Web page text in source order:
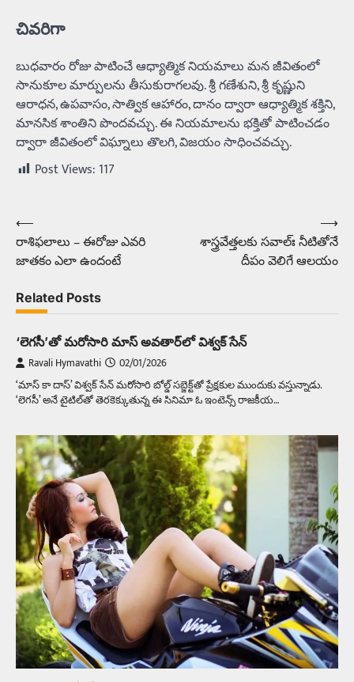
చివరిగా
బుధవారం రోజు పాటించే ఆధ్యాత్మిక నియమాలు మన జీవితంలో
సానుకూల మార్పులను తీసుకురాగలవు. శ్రీ గణేశుని, శ్రీ కృష్ణుని
ఆరాధన, ఉపవాసం, సాత్విక ఆహారం, దానం ద్వారా ఆధ్యాత్మిక శక్తిని,
మానసిక శాంతిని పొందవచ్చు. ఈ నియమాలను భక్తితో పాటించడం
ద్వారా జీవితంలో విఘ్నాలు తొలగి, విజయం సాధించవచ్చు.
Post Views: 117
Post
navigation
⟵
రాశిఫలాలు – ఈరోజు ఎవరి
జాతకం ఎలా ఉందంటే
శాస్త్రవేత్తలకు సవాల్ః నీటితోనే
దీపం వెలిగే ఆలయం
⟶
Related Posts
‘లెగసీ’తో మరోసారి మాస్ అవతార్‌లో విశ్వక్ సేన్
Ravali Hymavathi 02/01/2026
‘మాస్ కా దాస్’ విశ్వక్ సేన్ మరోసారి బోల్డ్ సబ్జెక్ట్‌తో ప్రేక్షకుల ముందుకు వస్తున్నాడు.
‘లెగసీ’ అనే టైటిల్‌తో తెరకెక్కుతున్న ఈ సినిమా ఓ ఇంటెన్స్ రాజకీయ…